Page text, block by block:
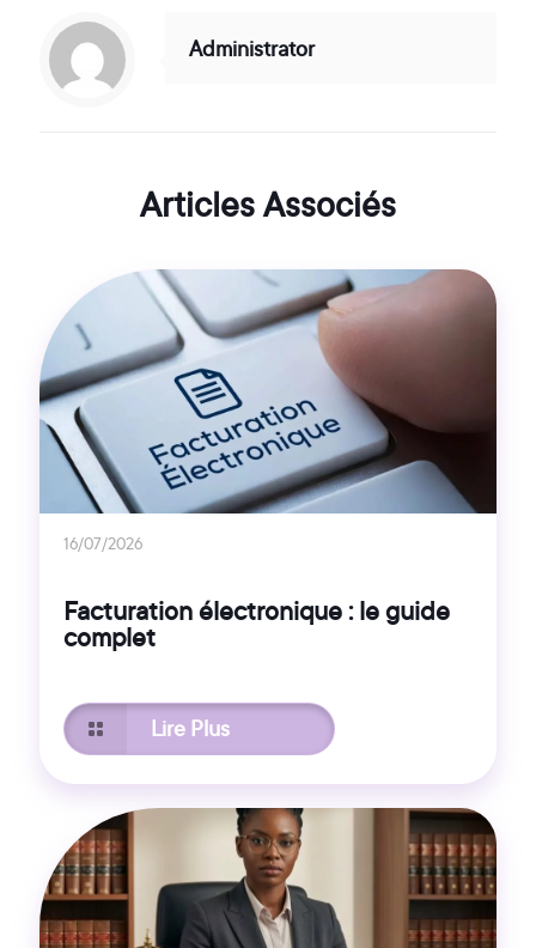
Administrator
Articles Associés
16/07/2026
Facturation électronique : le guide
complet
Lire Plus